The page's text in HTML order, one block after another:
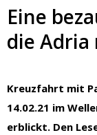
Eine
die Adria
Kreuzfahrt mit
14.02.21 im
erblickt. Den